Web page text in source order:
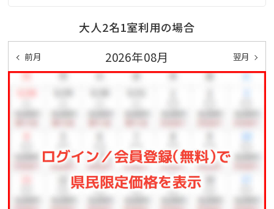
大人2名1室利用の場合
前月 2026年08月 翌月